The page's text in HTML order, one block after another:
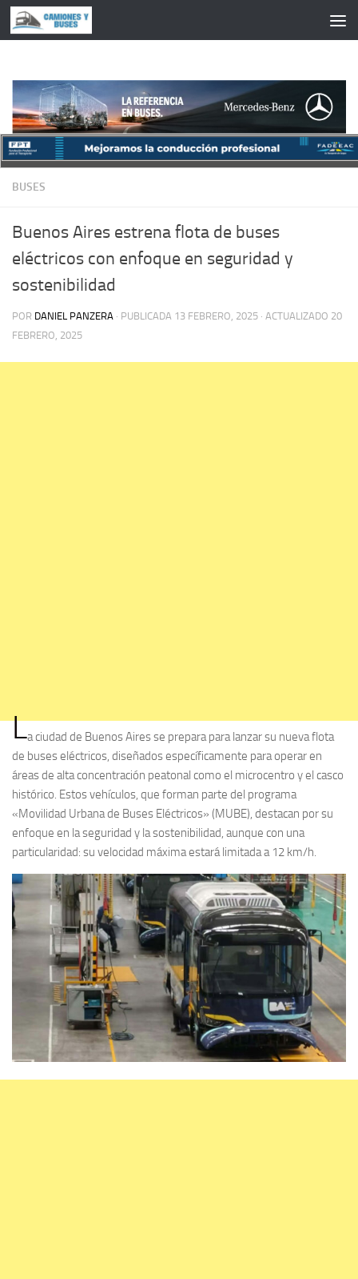
Saltar al contenido
BUSES
Buenos Aires estrena flota de buses
eléctricos con enfoque en seguridad y
sostenibilidad
POR DANIEL PANZERA · PUBLICADA 13 FEBRERO, 2025 · ACTUALIZADO 20
FEBRERO, 2025
La ciudad de Buenos Aires se prepara para lanzar su nueva flota
de buses eléctricos, diseñados específicamente para operar en
áreas de alta concentración peatonal como el microcentro y el casco
histórico. Estos vehículos, que forman parte del programa
«Movilidad Urbana de Buses Eléctricos» (MUBE), destacan por su
enfoque en la seguridad y la sostenibilidad, aunque con una
particularidad: su velocidad máxima estará limitada a 12 km/h.